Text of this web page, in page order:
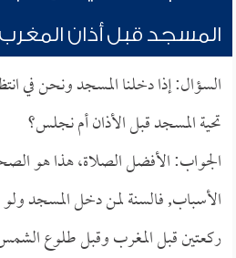
المسجد قبل أذان المغرب
السؤال: إذا دخلنا المسجد ونحن في
تحية المسجد قبل الأذان أم نجلس؟
الجواب: الأفضل الصلاة، هذا هو
الأسباب, فالسنة لمن دخل المسجد
ركعتين قبل المغرب وقبل طلوع